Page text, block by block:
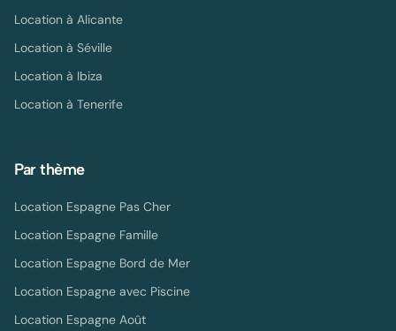
Location à Alicante
Location à Séville
Location à Ibiza
Location à Tenerife
Par thème
Location Espagne Pas Cher
Location Espagne Famille
Location Espagne Bord de Mer
Location Espagne avec Piscine
Location Espagne Août